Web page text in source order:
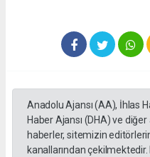
Anadolu Ajansı (AA), İhlas
Haber Ajansı (DHA) ve
haberler, sitemizin
kanallarından